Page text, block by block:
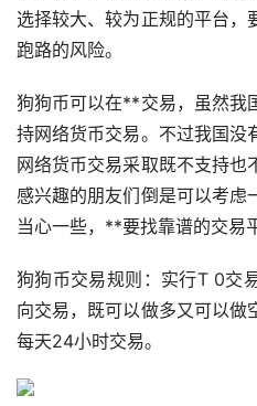
选择较大、较为正规的平台，
跑路的风险。
狗狗币可以在**交易，虽然我
持网络货币交易。不过我国没
网络货币交易采取既不支持也
感兴趣的朋友们倒是可以考虑
当心一些，**要找靠谱的交易
狗狗币交易规则：实行T 0交
向交易，既可以做多又可以做
每天24小时交易。